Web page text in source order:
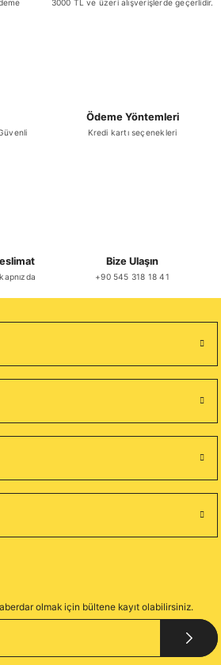
3000 TL ve üzeri alışverişlerde geçerlidir.
Ödeme Yöntemleri
Kredi kartı seçenekleri
Bize Ulaşın
+90 545 318 18 41
olmak için bültene kayıt olabilirsiniz.